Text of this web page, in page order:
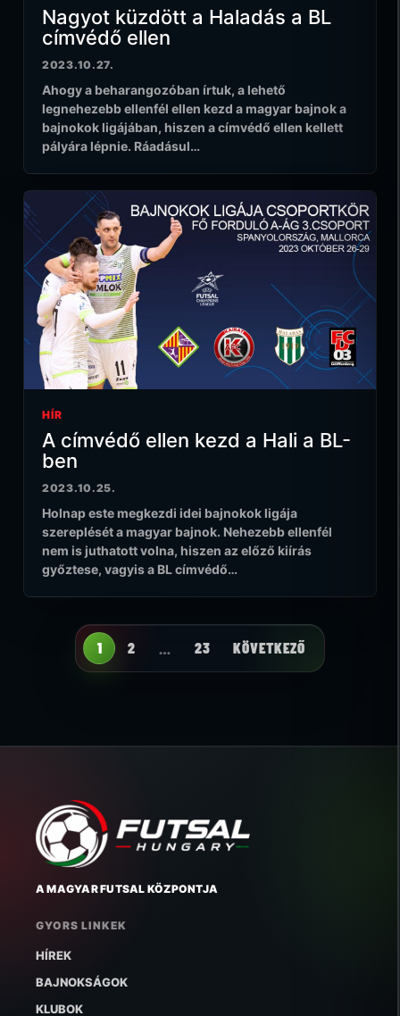
Nagyot küzdött a Haladás a BL
címvédő ellen
2023.10.27.
Ahogy a beharangozóban írtuk, a lehető
legnehezebb ellenfél ellen kezd a magyar bajnok a
bajnokok ligájában, hiszen a címvédő ellen kellett
pályára lépnie. Ráadásul…
HÍR
A címvédő ellen kezd a Hali a BL-
ben
2023.10.25.
Holnap este megkezdi idei bajnokok ligája
szereplését a magyar bajnok. Nehezebb ellenfél
nem is juthatott volna, hiszen az előző kiírás
győztese, vagyis a BL címvédő…
1 2 … 23 KÖVETKEZŐ
A MAGYAR FUTSAL KÖZPONTJA
GYORS LINKEK
HÍREK
BAJNOKSÁGOK
KLUBOK